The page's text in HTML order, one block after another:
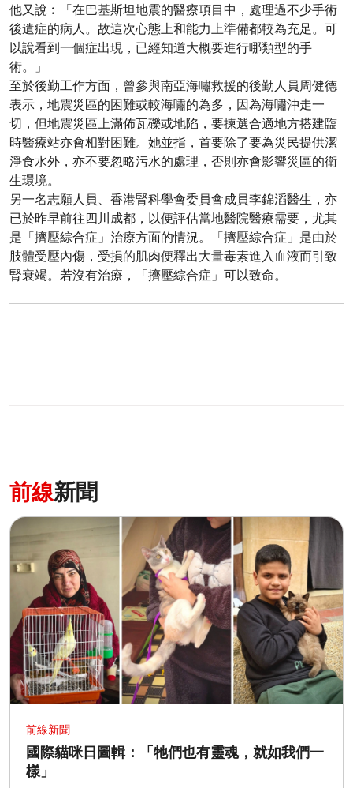
他又說︰「在巴基斯坦地震的醫療項目中，處理過不少手術
後遺症的病人。故這次心態上和能力上準備都較為充足。可
以說看到一個症出現，已經知道大概要進行哪類型的手
術。」
至於後勤工作方面，曾參與南亞海嘯救援的後勤人員周健德
表示，地震災區的困難或較海嘯的為多，因為海嘯沖走一
切，但地震災區上滿佈瓦礫或地陷，要揀選合適地方搭建臨
時醫療站亦會相對困難。她並指，首要除了要為災民提供潔
淨食水外，亦不要忽略污水的處理，否則亦會影響災區的衛
生環境。
另一名志願人員、香港腎科學會委員會成員李錦滔醫生，亦
已於昨早前往四川成都，以便評估當地醫院醫療需要，尤其
是「擠壓綜合症」治療方面的情況。「擠壓綜合症」是由於
肢體受壓內傷，受損的肌肉便釋出大量毒素進入血液而引致
腎衰竭。若沒有治療，「擠壓綜合症」可以致命。
前線新聞
前線新聞
國際貓咪日圖輯：「牠們也有靈魂，就如我們一
樣」